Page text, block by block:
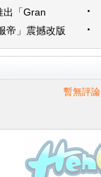
法
出「Gran
帝」震撼改版
暫無評論